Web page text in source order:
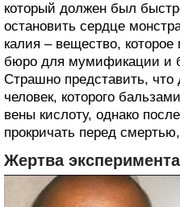
который должен был
остановить сердце
калия – вещество,
бюро для мумификации и
Страшно представить,
человек, которого
вены кислоту, однако
прокричать перед
Жертва эксперимента